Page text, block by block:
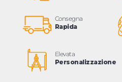
Consegna
Rapida
Elevata
Personalizzazione